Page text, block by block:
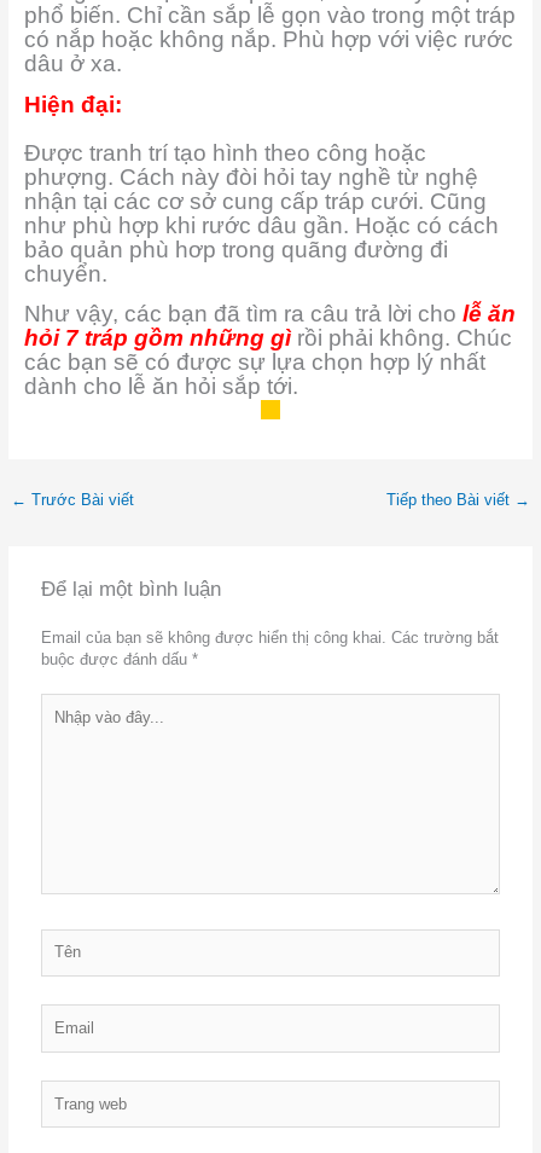
phổ biến. Chỉ cần sắp lễ gọn vào trong một tráp
có nắp hoặc không nắp. Phù hợp với việc rước
dâu ở xa.
Hiện đại:
Được tranh trí tạo hình theo công hoặc
phượng. Cách này đòi hỏi tay nghề từ nghệ
nhận tại các cơ sở cung cấp tráp cưới. Cũng
như phù hợp khi rước dâu gần. Hoặc có cách
bảo quản phù hơp trong quãng đường đi
chuyển.
Như vậy, các bạn đã tìm ra câu trả lời cho lễ ăn
hỏi 7 tráp gồm những gìrồi phải không. Chúc
các bạn sẽ có được sự lựa chọn hợp lý nhất
dành cho lễ ăn hỏi sắp tới.
← Trước Bài viết Tiếp theo Bài viết →
Để lại một bình luận
Email của bạn sẽ không được hiển thị công khai. Các trường bắt
buộc được đánh dấu*
vào
web